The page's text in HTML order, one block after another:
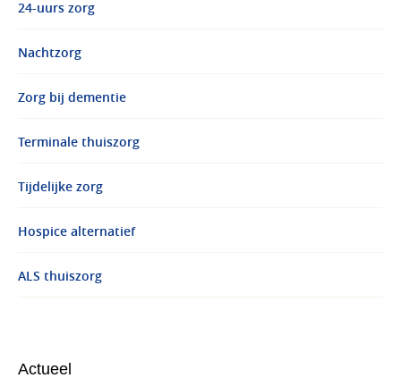
24-uurs zorg
Nachtzorg
Zorg bij dementie
Terminale thuiszorg
Tijdelijke zorg
Hospice alternatief
ALS thuiszorg
Actueel